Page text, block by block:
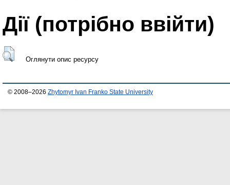
Дії ​​(потрібно ввійти)
Оглянути опис ресурсу
© 2008–2026 Zhytomyr Ivan Franko State University